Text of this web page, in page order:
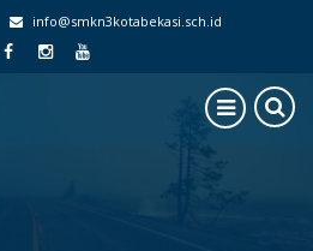
info@smkn3kotabekasi.sch.id